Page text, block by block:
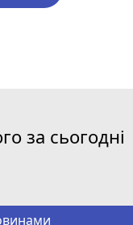
за сьогодні